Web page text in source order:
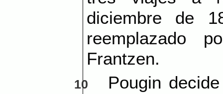
diciembre de
reemplazado
Frantzen.
10
Pougin